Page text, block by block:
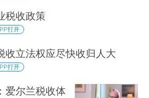
税收政策
打开
收立法权应尽快收归人大
打开
爱尔兰税收体